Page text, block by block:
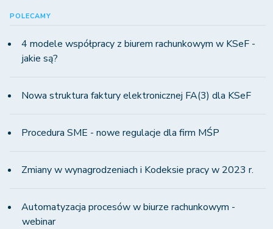
POLECAMY
4 modele współpracy z biurem rachunkowym w KSeF -
jakie są?
Nowa struktura faktury elektronicznej FA(3) dla KSeF
Procedura SME - nowe regulacje dla firm MŚP
Zmiany w wynagrodzeniach i Kodeksie pracy w 2023 r.
Automatyzacja procesów w biurze rachunkowym -
webinar